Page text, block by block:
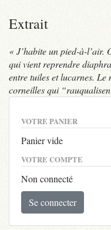
Extrait
« J’habite un pied-à-l’air.
qui vient reprendre
entre tuiles et lucarnes. Le
corneilles qui
VOTRE PANIER
Panier vide
VOTRE COMPTE
Non connecté
Se connecter